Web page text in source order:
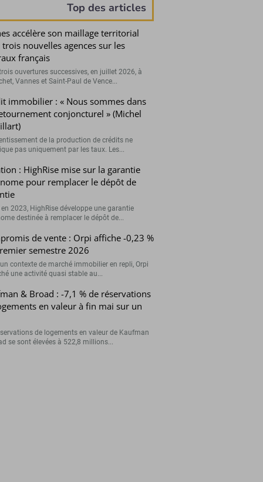
Top des articles
accélère son maillage territorial
trois nouvelles agences sur les
français
ouvertures successives, en juillet 2026, à
Vannes et Saint-Paul de Vence...
immobilier : « Nous sommes dans
conjoncturel » (Michel
de la production de crédits ne
pas uniquement par les taux. Les...
: HighRise mise sur la garantie
pour remplacer le dépôt de
en 2023, HighRise développe une garantie
destinée à remplacer le dépôt de...
de vente : Orpi affiche -0,23 %
semestre 2026
contexte de marché immobilier en repli, Orpi
une activité quasi stable au...
& Broad : -7,1 % de réservations
en valeur à fin mai sur un
de logements en valeur de Kaufman
se sont élevées à 522,8 millions...